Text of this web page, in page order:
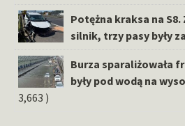
Potężna kraksa na
silnik, trzy pasy były
Burza sparaliżowała
były pod wodą na
3,663 )